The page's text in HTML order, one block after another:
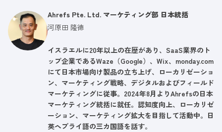
Ahrefs Pte. Ltd. マーケティング部 日本統括
河原田 隆徳
イスラエルに20年以上の在歴があり、SaaS業界のト
ップ企業であるWaze（Google）、Wix、monday.com
にて日本市場向け製品の立ち上げ、ローカリゼーショ
ン、マーケティング戦略、デジタルおよびフィールド
マーケティングに従事。2024年8月よりAhrefsの日本
マーケティング統括に就任。認知度向上、ローカリゼ
ーション、マーケティング拡大を目指して活動中。日
英ヘブライ語の三カ国語を話す。